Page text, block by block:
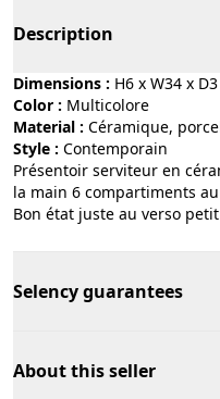
Description
Dimensions : H6 x W34 x D3
Color :
multicolore
Material :
céramique,
Style :
contemporain
Présentoir serviteur en
la main 6 compartiments
Bon état juste au verso
Selency guarantees
About this seller